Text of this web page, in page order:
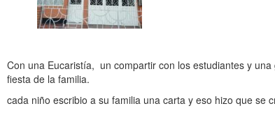
Con una Eucaristía, un compartir con los estudiantes y
fiesta de la familia.
cada niño escribio a su familia una carta y eso hizo que se